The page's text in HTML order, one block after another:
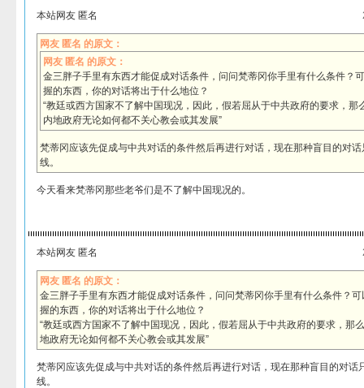
本站网友 匿名
网友 匿名 的原文：
网友 匿名 的原文：
金三胖子手里有东西才能促成对话条件，问问梵蒂冈你手里有什么条件？
握的东西，你的对话将出于什么地位？
“教廷或西方国家不了解中国现况，因此，假若屈从于中共政府的要求，那
内地政府无论如何都不关心教会或其发展”
梵蒂冈应该先促成与中共对话的条件然后再进行对话，现在那种盲目的对
线。
今天看来梵蒂冈那些老爷们是不了解中国现况的。
本站网友 匿名
网友 匿名 的原文：
金三胖子手里有东西才能促成对话条件，问问梵蒂冈你手里有什么条件？
握的东西，你的对话将出于什么地位？
“教廷或西方国家不了解中国现况，因此，假若屈从于中共政府的要求，那
地政府无论如何都不关心教会或其发展”
梵蒂冈应该先促成与中共对话的条件然后再进行对话，现在那种盲目的对话
线。